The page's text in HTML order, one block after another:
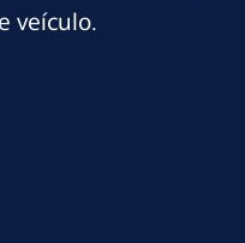
veículo.